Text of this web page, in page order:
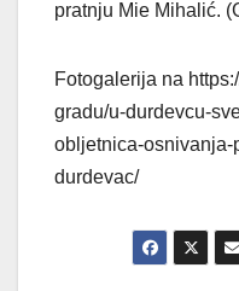
pratnju Mie Mihalić.
Fotogalerija na
gradu/u-durdevcu-
obljetnica-osnivanja-
durdevac/